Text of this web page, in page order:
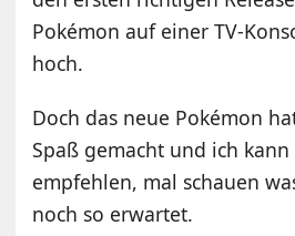
Pokémon auf einer TV-
hoch.
Doch das neue Pokémon
Spaß gemacht und ich
empfehlen, mal schauen
noch so erwartet.